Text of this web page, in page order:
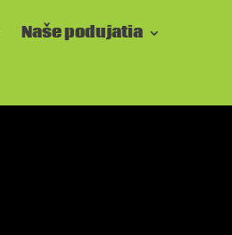
Naše podujatia